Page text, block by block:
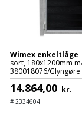
Spånsuger
Stiftepistol
Stiksav
Stiksavsklinge
Wimex enkeltlåge
sort, 180x1200mm
380018076/Glyngøre
14.864,00 kr.
#2334604